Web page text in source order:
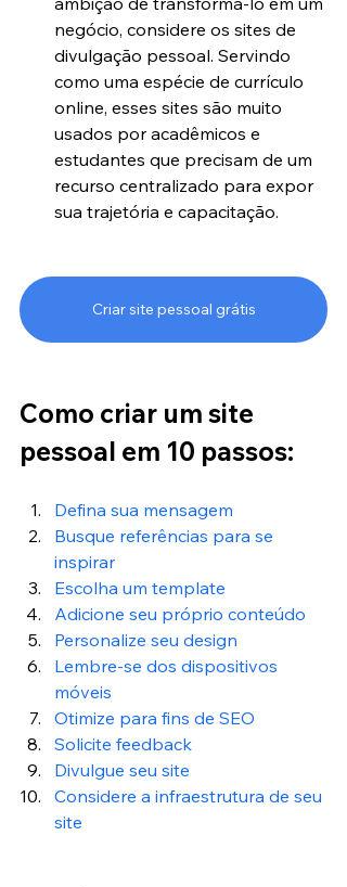
negócio, considere os sites de
divulgação pessoal. Servindo
como uma espécie de currículo
online, esses sites são muito
usados por acadêmicos e
estudantes que precisam de um
recurso centralizado para expor
sua trajetória e capacitação.
Criar site pessoal grátis
Como criar um site
pessoal em 10 passos:
Defina sua mensagem
Busque referências para se
inspirar
Escolha um template
Adicione seu próprio conteúdo
Personalize seu design
Lembre-se dos dispositivos
móveis
Otimize para fins de SEO
Solicite feedback
Divulgue seu site
Considere a infraestrutura de seu
site